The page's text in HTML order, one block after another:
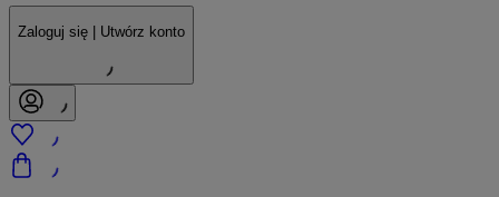
Zaloguj się | Utwórz konto